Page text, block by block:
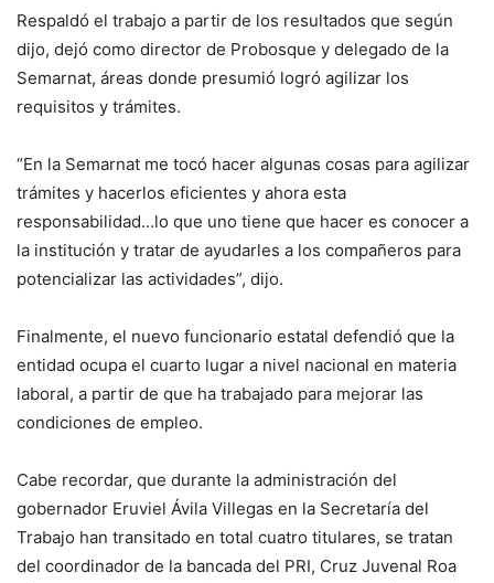
Respaldó el trabajo a partir de los resultados que según
dijo, dejó como director de Probosque y delegado de la
Semarnat, áreas donde presumió logró agilizar los
requisitos y trámites.
“En la Semarnat me tocó hacer algunas cosas para agilizar
trámites y hacerlos eficientes y ahora esta
responsabilidad…lo que uno tiene que hacer es conocer a
la institución y tratar de ayudarles a los compañeros para
potencializar las actividades”, dijo.
Finalmente, el nuevo funcionario estatal defendió que la
entidad ocupa el cuarto lugar a nivel nacional en materia
laboral, a partir de que ha trabajado para mejorar las
condiciones de empleo.
Cabe recordar, que durante la administración del
gobernador Eruviel Ávila Villegas en la Secretaría del
Trabajo han transitado en total cuatro titulares, se tratan
del coordinador de la bancada del PRI, Cruz Juvenal Roa